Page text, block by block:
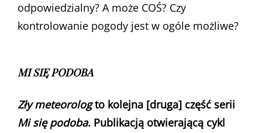
odpowiedzialny? A może COŚ? Czy
kontrolowanie pogody jest w ogóle możliwe?
MI SIĘ PODOBA
Zły meteorologto kolejna [druga] część serii
Mi się podoba. Publikacją otwierającą cykl